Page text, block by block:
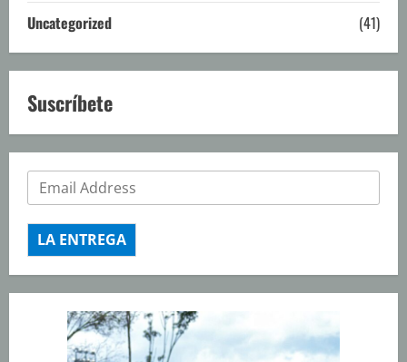
Uncategorized
(41)
Suscríbete
LA ENTREGA